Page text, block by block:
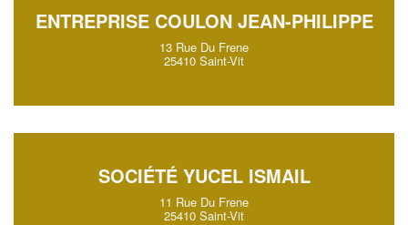
ENTREPRISE COULON JEAN-PHILIPPE
13 Rue Du Frene
25410 Saint-Vit
SOCIÉTÉ YUCEL ISMAIL
11 Rue Du Frene
25410 Saint-Vit